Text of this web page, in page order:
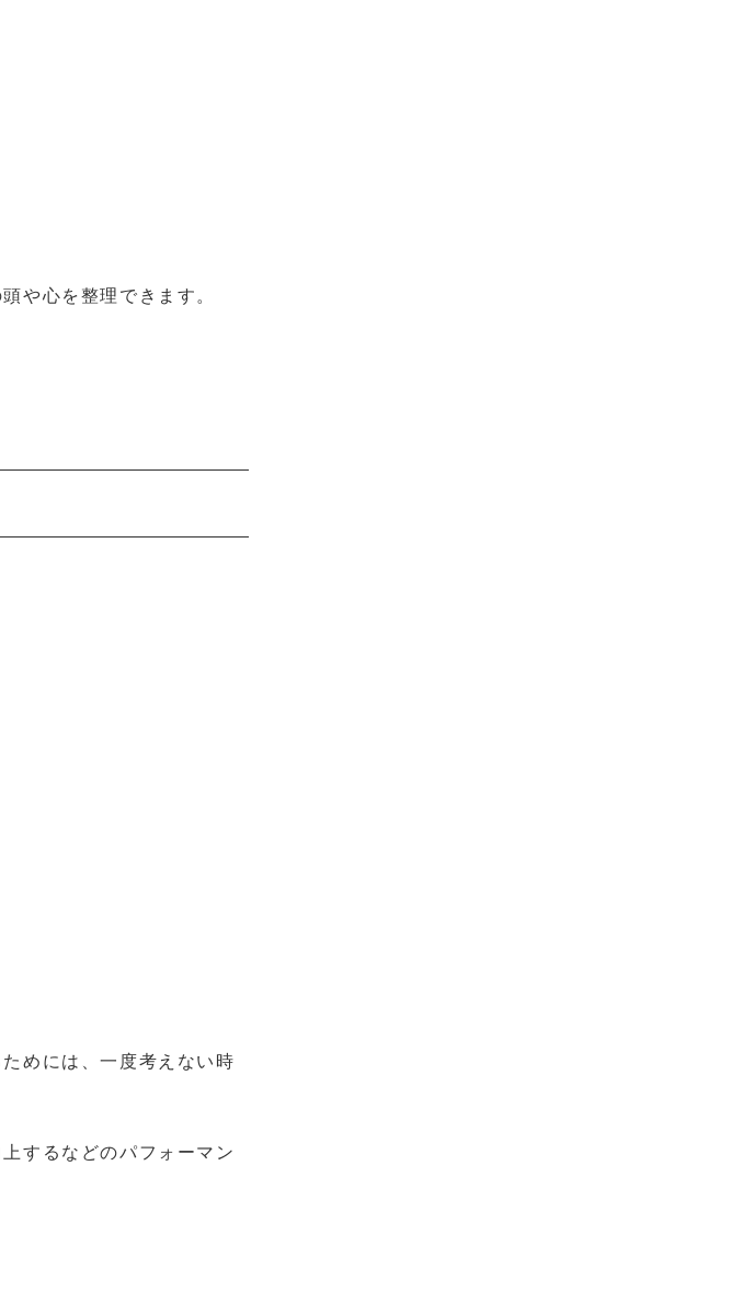
や心を整理できます。
めには、一度考えない時
するなどのパフォーマン